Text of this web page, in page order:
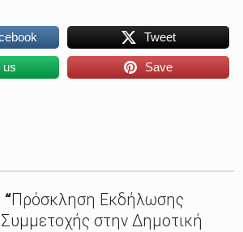
Tweet
us Save
Πρόσκληση Εκδήλωσης
Συμμετοχής στην Δημοτική